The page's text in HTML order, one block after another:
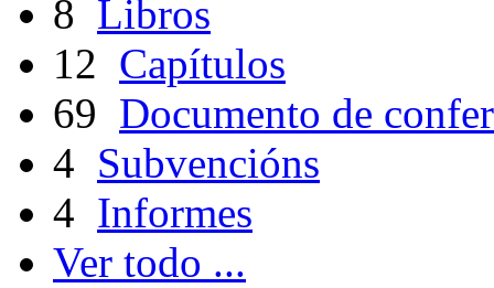
8 Libros
12 Capítulos
69 Documento de
4 Subvencións
4 Informes
Ver todo ...